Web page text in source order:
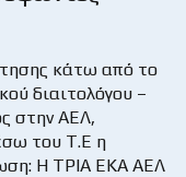
κάτω από το
διαιτολόγου –
στην ΑΕΛ,
του Τ.Ε η
Η ΤΡΙΑ ΕΚΑ ΑΕΛ